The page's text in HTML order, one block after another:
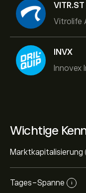
VITR.ST
Vitrolife
INVX
Innovex
Wichtige
Marktkapitalisierung
Tages-Spanne i